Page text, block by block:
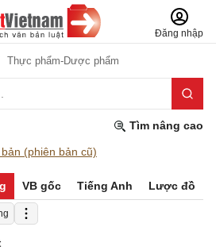
Đăng nhập
Thực phẩm-Dược phẩm
Tìm nâng cao
(phiên bản cũ)
VB gốc Tiếng Anh Lược đồ